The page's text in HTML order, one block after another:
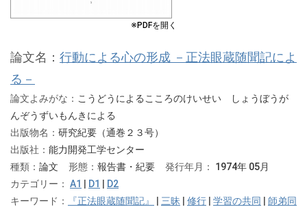
※PDFを開く
論文名： 行動による心の形成 －正法眼蔵随聞記によ
る－
論文よみがな： こうどうによるこころのけいせい しょうぼうが
んぞうずいもんきによる
出版物名： 研究紀要（通巻２３号）
出版社： 能力開発工学センター
種類： 論文 形態： 報告書・紀要 発行年月：
1974年 05月
カテゴリー： A1 D1
D2
キーワード：
『正法眼蔵随聞記』 三昧 修行 学習の共同
師弟同